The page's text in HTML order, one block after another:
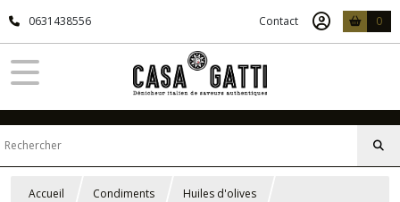
0631438556 Contact 0
Accueil Condiments Huiles d'olives